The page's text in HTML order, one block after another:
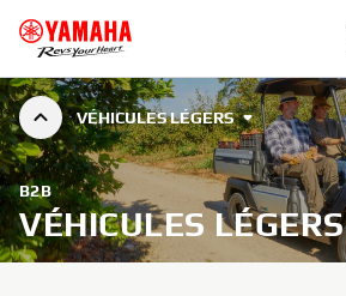
VÉHICULES LÉGERS
B2B
VÉHICULES LÉGERS